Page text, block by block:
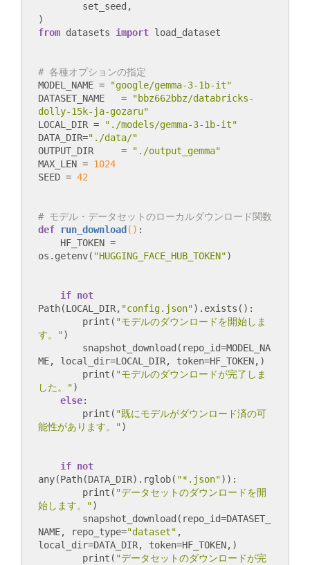
set_seed,
from datasets import
# 各種オプションの指定
MODEL_NAME =
"google/gemma-3-1b-it"
DATASET_NAME   =
"bbz662bbz/databricks-
dolly-15k-ja-gozaru"
LOCAL_DIR =
"./models/gemma-3-1b-it"
DATA_DIR="./data/"
OUTPUT_DIR     =
"./output_gemma"
MAX_LEN = 1024
SEED = 42
# モデル・データセットのローカルダウンロード関数
def
run_download () :
HF_TOKEN =
os.getenv( "HUGGING_FACE_HUB_TOKEN"
if not
Path(LOCAL_DIR, "config.json").exists():
print( "モデルのダウンロードを開始しま
す。")
snapshot_download(repo_id=MODEL_NA
ME, local_dir=LOCAL_DIR, token=HF_TOKEN,)
print( "モデルのダウンロードが完了しま
した。")
else:
print( "既にモデルがダウンロード済の可
能性があります。"
if not
any(Path(DATA_DIR).rglob( "*.json")):
print( "データセットのダウンロードを開
始します。")
snapshot_download(repo_id=DATASET_
NAME, repo_type="dataset" ,
local_dir=DATA_DIR, token=HF_TOKEN,)
print( "データセットのダウンロードが完